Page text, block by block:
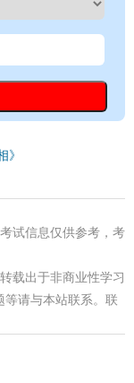
》
试信息仅供参考，考
载出于非商业性学习
等请与本站联系。联